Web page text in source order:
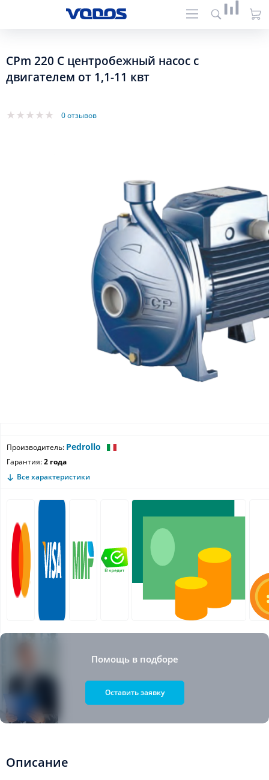
CPm 220 C центробежный насос с
двигателем от 1,1-11 квт
0 отзывов
Производитель: Pedrollo
Гарантия:2 года
Все характеристики
Помощь в подборе
Оставить заявку
Описание